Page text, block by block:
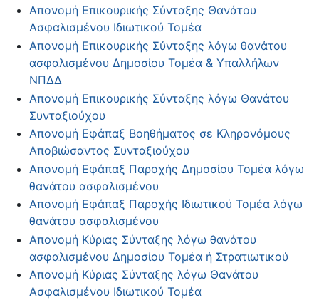
Απονομή Επικουρικής Σύνταξης Θανάτου
Ασφαλισμένου Ιδιωτικού Τομέα
Απονομή Επικουρικής Σύνταξης λόγω θανάτου
ασφαλισμένου Δημοσίου Τομέα & Υπαλλήλων
ΝΠΔΔ
Απονομή Επικουρικής Σύνταξης λόγω Θανάτου
Συνταξιούχου
Απονομή Εφάπαξ Βοηθήματος σε Κληρονόμους
Αποβιώσαντος Συνταξιούχου
Απονομή Εφάπαξ Παροχής Δημοσίου Τομέα λόγω
θανάτου ασφαλισμένου
Απονομή Εφάπαξ Παροχής Ιδιωτικού Τομέα λόγω
θανάτου ασφαλισμένου
Απονομή Κύριας Σύνταξης λόγω θανάτου
ασφαλισμένου Δημοσίου Τομέα ή Στρατιωτικού
Απονομή Κύριας Σύνταξης λόγω Θανάτου
Ασφαλισμένου Ιδιωτικού Τομέα